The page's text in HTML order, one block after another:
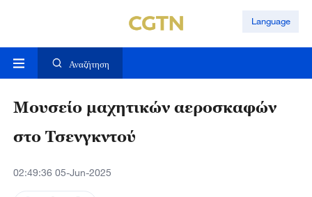
Language
Αναζήτηση
Μουσείο μαχητικών αεροσκαφών
στο Τσενγκντού
02:49:36 05-Jun-2025